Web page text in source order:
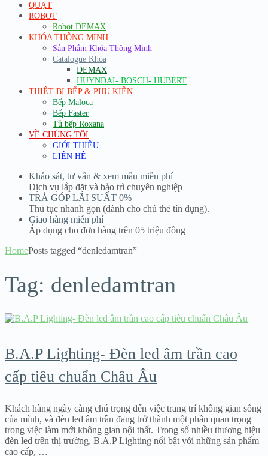
QUẠT
ROBOT
Robot DEMAX
KHÓA THÔNG MINH
Sản Phẩm Khóa Thông Minh
Catalogue Khóa
DEMAX
HUYNDAI- BOSCH- HUBERT
THIẾT BỊ BẾP & PHỤ KIỆN
Bếp Maloca
Bếp Faster
Tủ bếp Roxana
VỀ CHÚNG TÔI
GIỚI THIỆU
LIÊN HỆ
Khảo sát, tư vấn & xem mẫu miễn phí
Dịch vụ lắp đặt và bảo trì chuyên nghiệp
TRẢ GÓP LÃI SUẤT 0%
Thủ tục nhanh gọn (dành cho chủ thẻ tín dụng).
Giao hàng miễn phí
Áp dụng cho đơn hàng trên 05 triệu đồng
HomePosts tagged “denledamtran”
Tag: denledamtran
B.A.P Lighting- Đèn led âm trần cao
cấp tiêu chuẩn Châu Âu
Khách hàng ngày càng chú trọng đến việc trang trí không gian sống
của mình, và đèn led âm trần đang trở thành một phần quan trọng
trong việc làm mới không gian nội thất. Trong số nhiều thương hiệu
đèn led trên thị trường, B.A.P Lighting nổi bật với những sản phẩm
cao cấp, …